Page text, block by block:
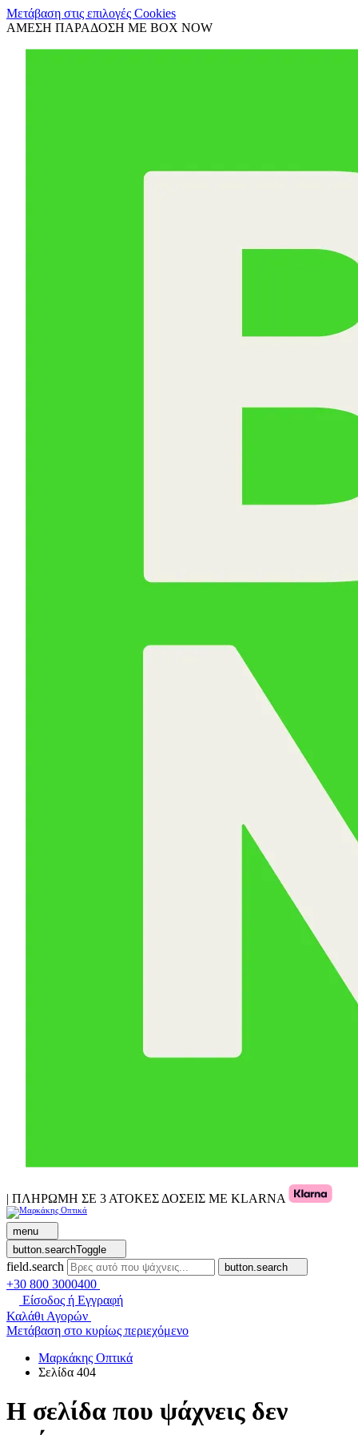
Μετάβαση στις επιλογές Cookies
ΑΜΕΣΗ ΠΑΡΑΔΟΣΗ ΜΕ BOX NOW
| ΠΛΗΡΩΜΗ ΣΕ 3 ΑΤΟΚΕΣ ΔΟΣΕΙΣ ΜΕ KLARNA
menu
button.searchToggle
field.search button.search
+30 800 3000400
Είσοδος ή Εγγραφή
Καλάθι Αγορών
Μετάβαση στο κυρίως περιεχόμενο
Μαρκάκης Οπτικά
Σελίδα 404
Η σελίδα που ψάχνεις δεν